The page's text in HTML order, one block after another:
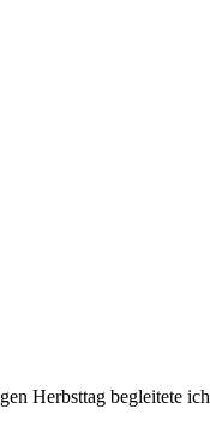
Herbsttag begleitete